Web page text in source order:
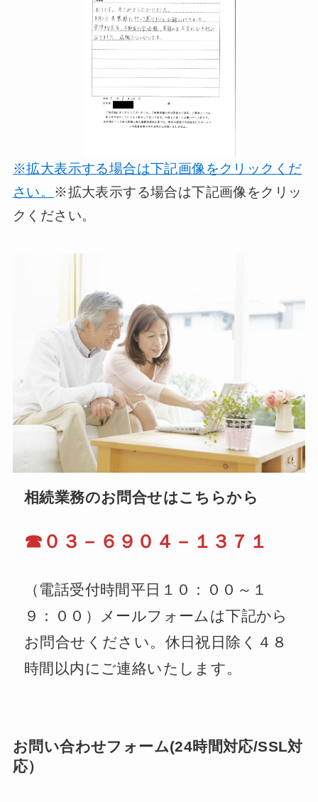
※拡大表示する場合は下記画像をクリックくだ
さい。 ※拡大表示する場合は下記画像をクリッ
クください。
相続業務のお問合せはこちらから
☎０３－６９０４－１３７１
（電話受付時間平日１０：００～１
９：００）メールフォームは下記から
お問合せください。休日祝日除く４８
時間以内にご連絡いたします。
お問い合わせフォーム(24時間対応/SSL対
応）